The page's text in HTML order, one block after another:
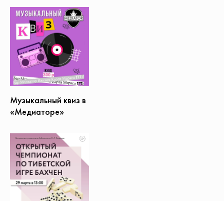
Музыкальный квиз в
«Медиаторе»